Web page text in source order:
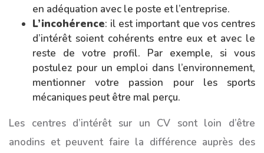
en adéquation avec le poste et l’entreprise.
L’incohérence: il est important que vos centres
d’intérêt soient cohérents entre eux et avec le
reste de votre profil. Par exemple, si vous
postulez pour un emploi dans l’environnement,
mentionner votre passion pour les sports
mécaniques peut être mal perçu.
Les centres d’intérêt sur un CV sont loin d’être
anodins et peuvent faire la différence auprès des